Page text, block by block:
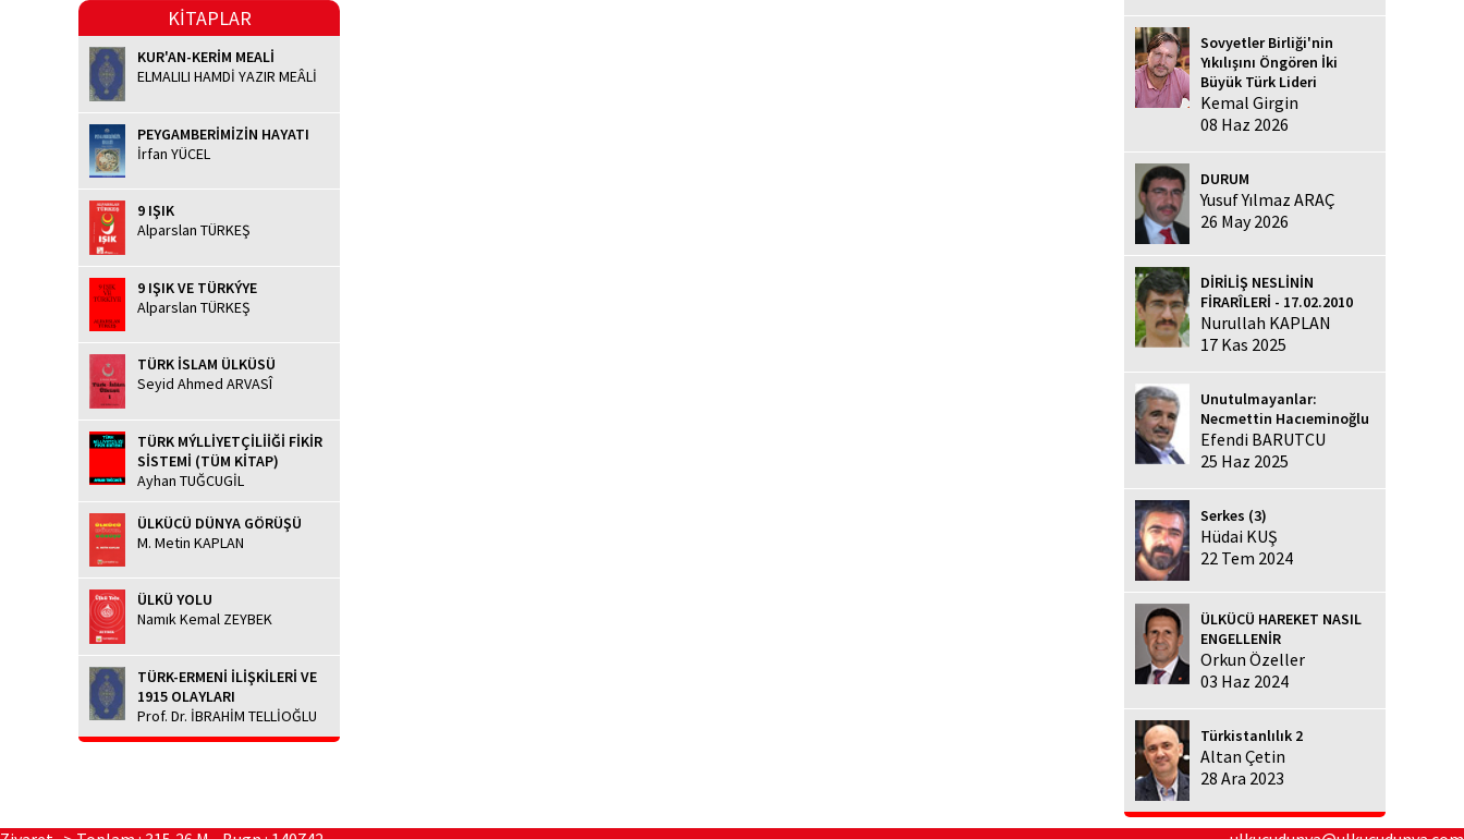
KİTAPLAR
KUR'AN-KERİM MEALİ
ELMALILI HAMDİ YAZIR MEÂLİ
PEYGAMBERİMİZİN HAYATI
İrfan YÜCEL
9 IŞIK
Alparslan TÜRKEŞ
9 IŞIK VE TÜRKÝYE
Alparslan TÜRKEŞ
TÜRK İSLAM ÜLKÜSÜ
Seyid Ahmed ARVASÎ
TÜRK MÝLLİYETÇİLİİĞİ FİKİR
SİSTEMİ (TÜM KİTAP)
Ayhan TUĞCUGİL
ÜLKÜCÜ DÜNYA GÖRÜŞÜ
M. Metin KAPLAN
ÜLKÜ YOLU
Namık Kemal ZEYBEK
TÜRK-ERMENİ İLİŞKİLERİ VE
1915 OLAYLARI
Prof. Dr. İBRAHİM TELLİOĞLU
Sovyetler Birliği'nin
Yıkılışını Öngören İki
Büyük Türk Lideri
Kemal Girgin
08 Haz 2026
DURUM
Yusuf Yılmaz ARAÇ
26 May 2026
DİRİLİŞ NESLİNİN
FİRARÎLERİ - 17.02.2010
Nurullah KAPLAN
17 Kas 2025
Unutulmayanlar:
Necmettin Hacıeminoğlu
Efendi BARUTCU
25 Haz 2025
Serkes (3)
Hüdai KUŞ
22 Tem 2024
ÜLKÜCÜ HAREKET NASIL
ENGELLENİR
Orkun Özeller
03 Haz 2024
Türkistanlılık 2
Altan Çetin
28 Ara 2023